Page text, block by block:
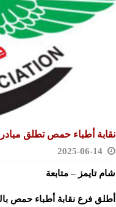
نقابة أطباء حمص تطلق
2025-06-14
شام تايمز – متابعة
أطلق فرع نقابة أطباء حمص